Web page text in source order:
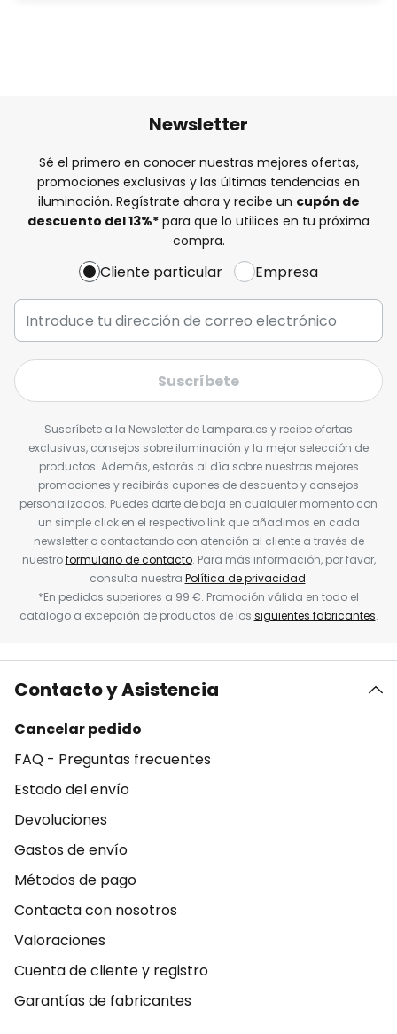
Newsletter
Sé el primero en conocer nuestras mejores ofertas,
promociones exclusivas y las últimas tendencias en
iluminación. Regístrate ahora y recibe un cupón de
descuento del13%* para que lo utilices en tu próxima
compra.
Cliente particular Empresa
Suscríbete
Suscríbete a la Newsletter de Lampara.es y recibe ofertas
exclusivas, consejos sobre iluminación y la mejor selección de
productos. Además, estarás al día sobre nuestras mejores
promociones y recibirás cupones de descuento y consejos
personalizados. Puedes darte de baja en cualquier momento con
un simple click en el respectivo link que añadimos en cada
newsletter o contactando con atención al cliente a través de
nuestroformulario de contacto. Para más información, por favor,
consulta nuestra Política de privacidad.
*En pedidos superiores a 99 €. Promoción válida en todo el
catálogo a excepción de productos de los siguientes fabricantes.
Contacto y Asistencia
Cancelar pedido
FAQ - Preguntas frecuentes
Estado del envío
Devoluciones
Gastos de envío
Métodos de pago
Contacta con nosotros
Valoraciones
Cuenta de cliente y registro
Garantías de fabricantes